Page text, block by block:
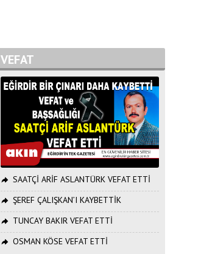
VEFAT
SAATÇİ ARİF ASLANTÜRK VEFAT ETTİ
ŞEREF ÇALIŞKAN’I KAYBETTİK
TUNCAY BAKIR VEFAT ETTİ
OSMAN KÖSE VEFAT ETTİ